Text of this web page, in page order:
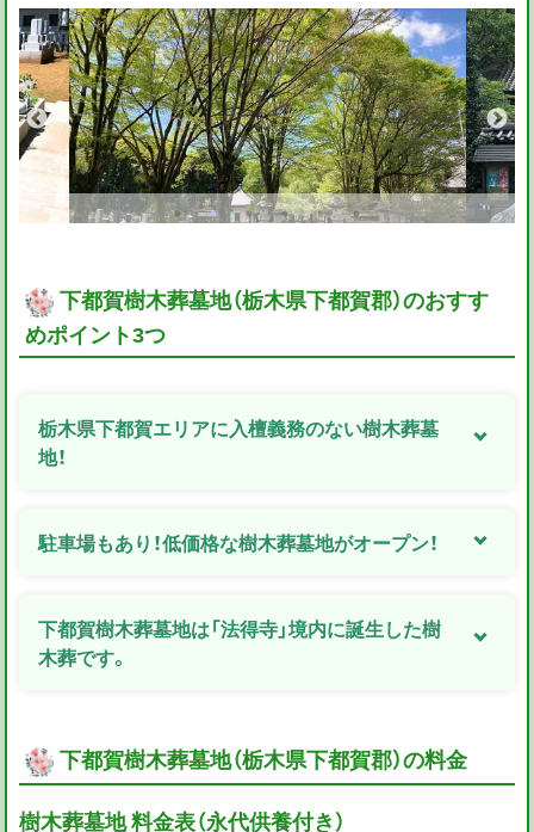
下都賀樹木葬墓地（栃木県下都賀郡）のおすす
めポイント3つ
栃木県下都賀エリアに入檀義務のない樹木葬墓
地！
駐車場もあり！低価格な樹木葬墓地がオープン！
下都賀樹木葬墓地は「法得寺」境内に誕生した樹
木葬です。
下都賀樹木葬墓地（栃木県下都賀郡）の料金
樹木葬墓地 料金表（永代供養付き）